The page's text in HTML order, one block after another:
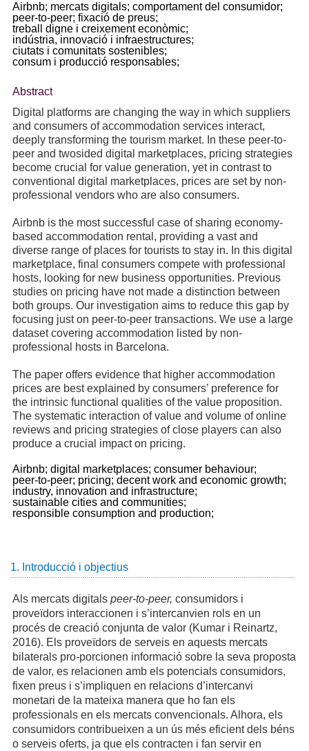
Airbnb; mercats digitals; comportament del consumidor;
peer-to-peer; fixació de preus;
treball digne i creixement econòmic;
indústria, innovació i infraestructures;
ciutats i comunitats sostenibles;
consum i producció responsables;
Abstract
Digital platforms are changing the way in which suppliers
and consumers of accommodation services interact,
deeply transforming the tourism market. In these peer-to-
peer and twosided digital marketplaces, pricing strategies
become crucial for value generation, yet in contrast to
conventional digital marketplaces, prices are set by non-
professional vendors who are also consumers.
Airbnb is the most successful case of sharing economy-
based accommodation rental, providing a vast and
diverse range of places for tourists to stay in. In this digital
marketplace, final consumers compete with professional
hosts, looking for new business opportunities. Previous
studies on pricing have not made a distinction between
both groups. Our investigation aims to reduce this gap by
focusing just on peer-to-peer transactions. We use a large
dataset covering accommodation listed by non-
professional hosts in Barcelona.
The paper offers evidence that higher accommodation
prices are best explained by consumers’ preference for
the intrinsic functional qualities of the value proposition.
The systematic interaction of value and volume of online
reviews and pricing strategies of close players can also
produce a crucial impact on pricing.
Airbnb; digital marketplaces; consumer behaviour;
peer-to-peer; pricing; decent work and economic growth;
industry, innovation and infrastructure;
sustainable cities and communities;
responsible consumption and production;
1. Introducció i objectius
Als mercats digitals peer-to-peer, consumidors i
proveïdors interaccionen i s’intercanvien rols en un
procés de creació conjunta de valor (Kumar i Reinartz,
2016). Els proveïdors de serveis en aquests mercats
bilaterals pro-porcionen informació sobre la seva proposta
de valor, es relacionen amb els potencials consumidors,
fixen preus i s’impliquen en relacions d’intercanvi
monetari de la mateixa manera que ho fan els
professionals en els mercats convencionals. Alhora, els
consumidors contribueixen a un ús més eficient dels béns
o serveis oferts, ja que els contracten i fan servir en